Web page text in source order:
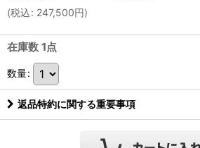
(税込: 247,500円)
在庫数 1点
数量:
返品特約に関する重要事項